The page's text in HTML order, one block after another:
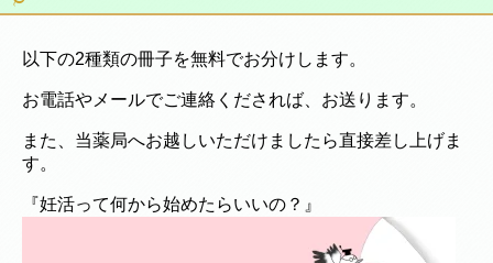
以下の2種類の冊子を無料でお分けします。
お電話やメールでご連絡くだされば、お送ります。
また、当薬局へお越しいただけましたら直接差し上げま
す。
『妊活って何から始めたらいいの？』